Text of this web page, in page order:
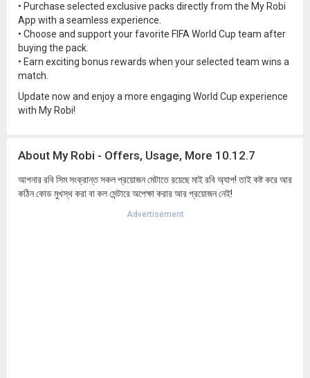
• Purchase selected exclusive packs directly from the My Robi
App with a seamless experience.
• Choose and support your favorite FIFA World Cup team after
buying the pack.
• Earn exciting bonus rewards when your selected team wins a
match.
Update now and enjoy a more engaging World Cup experience
with My Robi!
About My Robi - Offers, Usage, More 10.12.7
আপনার রবি সিম সংক্রান্ত সকল প্রয়োজন মেটাতে রয়েছে মাই রবি অ্যাপ! তাই কষ্ট করে আর
কঠিন কোড মুখস্থ করা বা কল সেন্টারে অপেক্ষা করার আর প্রয়োজন নেই!
Advertisement